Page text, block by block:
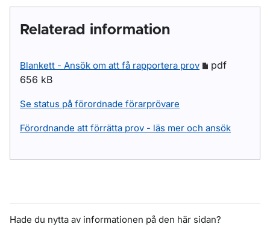
Relaterad information
Blankett - Ansök om att få rapportera prov
pdf
656 kB
Se status på förordnade förarprövare
Förordnande att förrätta prov - läs mer och ansök
Hade du nytta av informationen på den här sidan?